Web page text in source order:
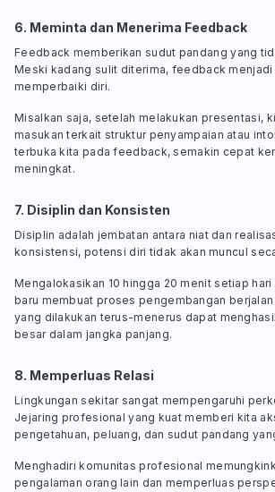
6. Meminta dan Menerima Feedback
Feedback memberikan sudut pandang yang
Meski kadang sulit diterima, feedback menjadi
memperbaiki diri.
Misalkan saja, setelah melakukan presentasi,
masukan terkait struktur penyampaian atau
terbuka kita padafeedback, semakin cepat
meningkat.
7. Disiplin dan Konsisten
Disiplin adalah jembatan antara niat dan
konsistensi, potensi diri tidak akan muncul
Mengalokasikan 10 hingga 20 menit setiap
baru membuat proses pengembangan
yang dilakukan terus-menerus dapat
besar dalam jangka panjang.
8. Memperluas Relasi
Lingkungan sekitar sangat mempengaruhi
Jejaring profesional yang kuat memberi kita
pengetahuan, peluang, dan sudut pandang
Menghadiri komunitas profesional
pengalaman orang lain dan memperluas